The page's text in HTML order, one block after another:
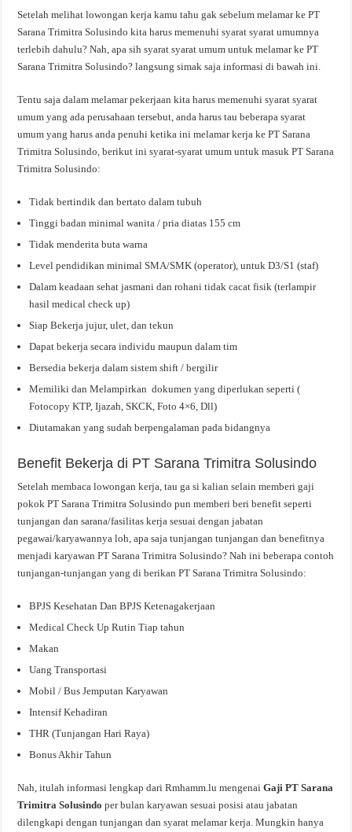
Setelah melihat lowongan kerja kamu tahu gak sebelum melamar ke PT
Sarana Trimitra Solusindo kita harus memenuhi syarat syarat umumnya
terlebih dahulu? Nah, apa sih syarat syarat umum untuk melamar ke PT
Sarana Trimitra Solusindo? langsung simak saja informasi di bawah ini.
Tentu saja dalam melamar pekerjaan kita harus memenuhi syarat syarat
umum yang ada perusahaan tersebut, anda harus tau beberapa syarat
umum yang harus anda penuhi ketika ini melamar kerja ke PT Sarana
Trimitra Solusindo, berikut ini syarat-syarat umum untuk masuk PT Sarana
Trimitra Solusindo:
Tidak bertindik dan bertato dalam tubuh
Tinggi badan minimal wanita / pria diatas 155 cm
Tidak menderita buta warna
Level pendidikan minimal SMA/SMK (operator), untuk D3/S1 (staf)
Dalam keadaan sehat jasmani dan rohani tidak cacat fisik (terlampir
hasil medical check up)
Siap Bekerja jujur, ulet, dan tekun
Dapat bekerja secara individu maupun dalam tim
Bersedia bekerja dalam sistem shift / bergilir
Memiliki dan Melampirkan dokumen yang diperlukan seperti (
Fotocopy KTP, Ijazah, SKCK, Foto 4×6, Dll)
Diutamakan yang sudah berpengalaman pada bidangnya
Benefit Bekerja di PT Sarana Trimitra Solusindo
Setelah membaca lowongan kerja, tau ga si kalian selain memberi gaji
pokok PT Sarana Trimitra Solusindo pun memberi beri benefit seperti
tunjangan dan sarana/fasilitas kerja sesuai dengan jabatan
pegawai/karyawannya loh, apa saja tunjangan tunjangan dan benefitnya
menjadi karyawan PT Sarana Trimitra Solusindo? Nah ini beberapa contoh
tunjangan-tunjangan yang di berikan PT Sarana Trimitra Solusindo:
BPJS Kesehatan Dan BPJS Ketenagakerjaan
Medical Check Up Rutin Tiap tahun
Makan
Uang Transportasi
Mobil / Bus Jemputan Karyawan
Intensif Kehadiran
THR (Tunjangan Hari Raya)
Bonus Akhir Tahun
Nah, itulah informasi lengkap dari Rmhamm.lu mengenaiGaji PT Sarana
Trimitra Solusindoper bulan karyawan sesuai posisi atau jabatan
dilengkapi dengan tunjangan dan syarat melamar kerja. Mungkin hanya